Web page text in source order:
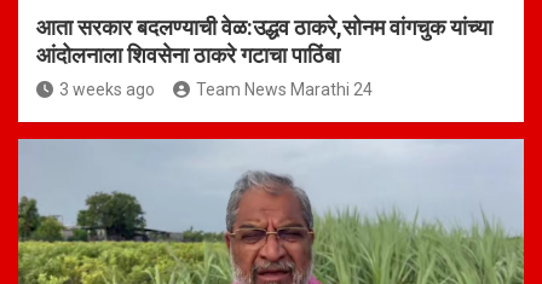
आता सरकार बदलण्याची वेळ:उद्धव ठाकरे,सोनम वांगचुक यांच्या
आंदोलनाला शिवसेना ठाकरे गटाचा पाठिंबा
3 weeks ago Team News Marathi 24